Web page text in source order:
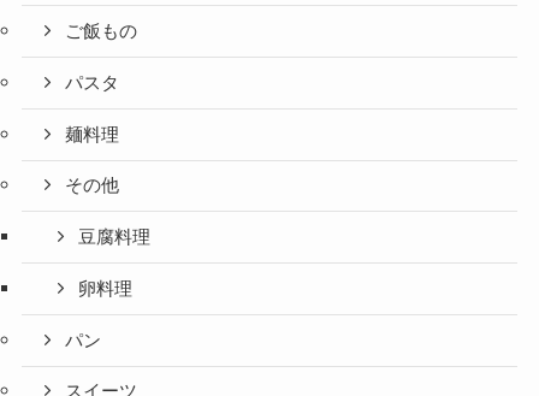
ご飯もの
パスタ
麺料理
その他
豆腐料理
卵料理
パン
スイーツ